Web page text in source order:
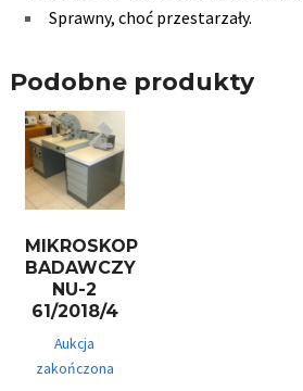
Sprawny, choć przestarzały.
Podobne produkty
MIKROSKOP
BADAWCZY
NU-2
61/2018/4
Aukcja
zakończona